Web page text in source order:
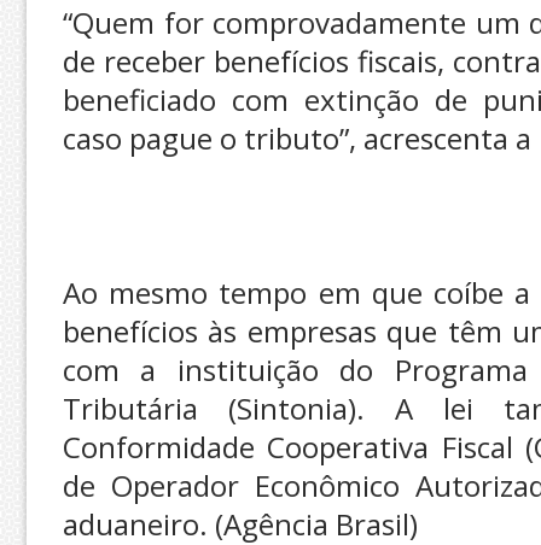
“Quem for comprovadamente um
de receber benefícios fiscais,
beneficiado com extinção de
caso pague o tributo”, acrescenta
Ao mesmo tempo em que coíbe
benefícios às empresas que têm
com a instituição do
Tributária (Sintonia). A lei
Conformidade Cooperativa Fiscal
de Operador Econômico
aduaneiro. (Agência Brasil)